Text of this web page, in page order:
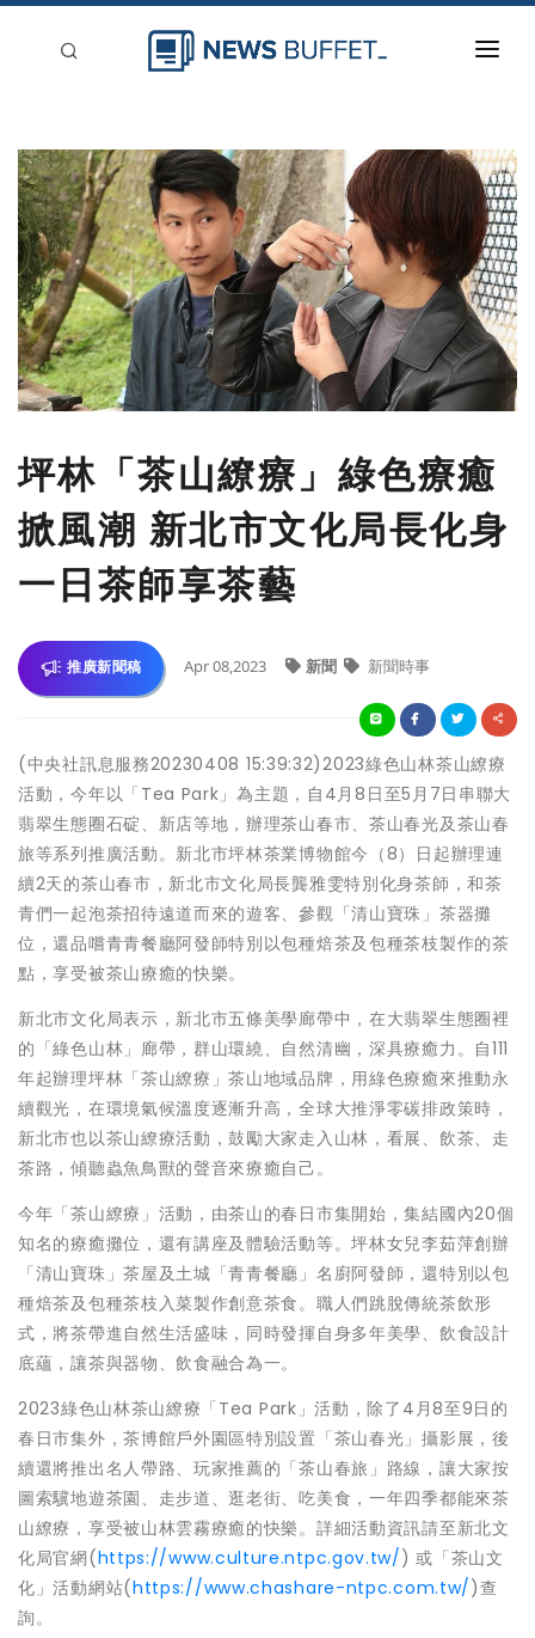
新聞稿分類
登入
刊登
坪林「茶山繚療」綠色療癒
掀風潮 新北市文化局長化身
一日茶師享茶藝
推廣新聞稿 Apr 08,2023 新聞 新聞時事
(中央社訊息服務20230408 15:39:32)2023綠色山林茶山繚療
活動，今年以「Tea Park」為主題，自4月8日至5月7日串聯大
翡翠生態圈石碇、新店等地，辦理茶山春市、茶山春光及茶山春
旅等系列推廣活動。新北市坪林茶業博物館今（8）日起辦理連
續2天的茶山春市，新北市文化局長龔雅雯特別化身茶師，和茶
青們一起泡茶招待遠道而來的遊客、參觀「清山寶珠」茶器攤
位，還品嚐青青餐廳阿發師特別以包種焙茶及包種茶枝製作的茶
點，享受被茶山療癒的快樂。
新北市文化局表示，新北市五條美學廊帶中，在大翡翠生態圈裡
的「綠色山林」廊帶，群山環繞、自然清幽，深具療癒力。自111
年起辦理坪林「茶山繚療」茶山地域品牌，用綠色療癒來推動永
續觀光，在環境氣候溫度逐漸升高，全球大推淨零碳排政策時，
新北市也以茶山繚療活動，鼓勵大家走入山林，看展、飲茶、走
茶路，傾聽蟲魚鳥獸的聲音來療癒自己。
今年「茶山繚療」活動，由茶山的春日市集開始，集結國內20個
知名的療癒攤位，還有講座及體驗活動等。坪林女兒李茹萍創辦
「清山寶珠」茶屋及土城「青青餐廳」名廚阿發師，還特別以包
種焙茶及包種茶枝入菜製作創意茶食。職人們跳脫傳統茶飲形
式，將茶帶進自然生活盛味，同時發揮自身多年美學、飲食設計
底蘊，讓茶與器物、飲食融合為一。
2023綠色山林茶山繚療「Tea Park」活動，除了4月8至9日的
春日市集外，茶博館戶外園區特別設置「茶山春光」攝影展，後
續還將推出名人帶路、玩家推薦的「茶山春旅」路線，讓大家按
圖索驥地遊茶園、走步道、逛老街、吃美食，一年四季都能來茶
山繚療，享受被山林雲霧療癒的快樂。詳細活動資訊請至新北文
化局官網(https://www.culture.ntpc.gov.tw/) 或「茶山文
化」活動網站(https://www.chashare-ntpc.com.tw/)查
詢。